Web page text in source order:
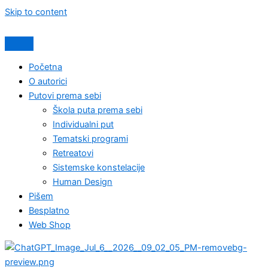
Skip to content
Početna
O autorici
Putovi prema sebi
Škola puta prema sebi
Individualni put
Tematski programi
Retreatovi
Sistemske konstelacije
Human Design
Pišem
Besplatno
Web Shop